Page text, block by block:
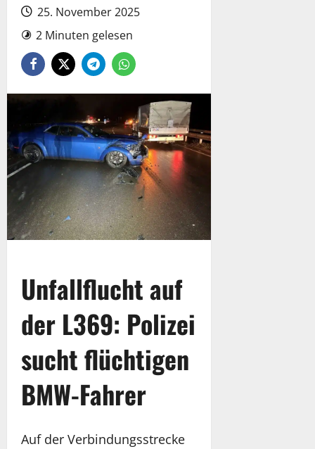
25. November 2025
2 Minuten gelesen
Unfallflucht auf
der L369: Polizei
sucht flüchtigen
BMW-Fahrer
Auf der Verbindungsstrecke